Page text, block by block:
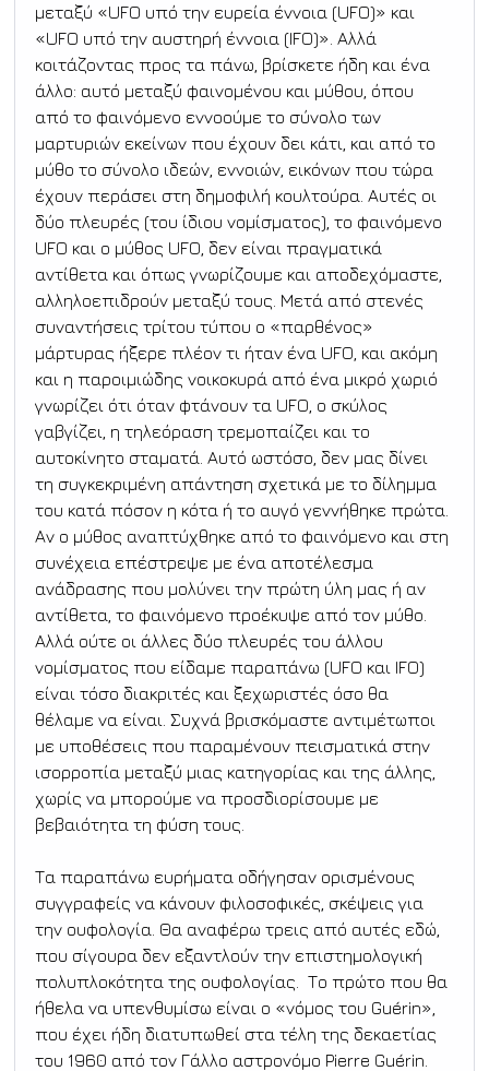
μεταξύ «UFO υπό την ευρεία έννοια (UFO)» και
«UFO υπό την αυστηρή έννοια (IFO)». Αλλά
κοιτάζοντας προς τα πάνω, βρίσκετε ήδη και ένα
άλλο: αυτό μεταξύ φαινομένου και μύθου, όπου
από το φαινόμενο εννοούμε το σύνολο των
μαρτυριών εκείνων που έχουν δει κάτι, και από το
μύθο το σύνολο ιδεών, εννοιών, εικόνων που τώρα
έχουν περάσει στη δημοφιλή κουλτούρα. Αυτές οι
δύο πλευρές (του ίδιου νομίσματος), το φαινόμενο
UFO και ο μύθος UFO, δεν είναι πραγματικά
αντίθετα και όπως γνωρίζουμε και αποδεχόμαστε,
αλληλοεπιδρούν μεταξύ τους. Μετά από στενές
συναντήσεις τρίτου τύπου ο «παρθένος»
μάρτυρας ήξερε πλέον τι ήταν ένα UFO, και ακόμη
και η παροιμιώδης νοικοκυρά από ένα μικρό χωριό
γνωρίζει ότι όταν φτάνουν τα UFO, ο σκύλος
γαβγίζει, η τηλεόραση τρεμοπαίζει και το
αυτοκίνητο σταματά. Αυτό ωστόσο, δεν μας δίνει
τη συγκεκριμένη απάντηση σχετικά με το δίλημμα
του κατά πόσον η κότα ή το αυγό γεννήθηκε πρώτα.
Αν ο μύθος αναπτύχθηκε από το φαινόμενο και στη
συνέχεια επέστρεψε με ένα αποτέλεσμα
ανάδρασης που μολύνει την πρώτη ύλη μας ή αν
αντίθετα, το φαινόμενο προέκυψε από τον μύθο.
Αλλά ούτε οι άλλες δύο πλευρές του άλλου
νομίσματος που είδαμε παραπάνω (UFO και IFO)
είναι τόσο διακριτές και ξεχωριστές όσο θα
θέλαμε να είναι. Συχνά βρισκόμαστε αντιμέτωποι
με υποθέσεις που παραμένουν πεισματικά στην
ισορροπία μεταξύ μιας κατηγορίας και της άλλης,
χωρίς να μπορούμε να προσδιορίσουμε με
βεβαιότητα τη φύση τους.
Τα παραπάνω ευρήματα οδήγησαν ορισμένους
συγγραφείς να κάνουν φιλοσοφικές, σκέψεις για
την ουφολογία. Θα αναφέρω τρεις από αυτές εδώ,
που σίγουρα δεν εξαντλούν την επιστημολογική
πολυπλοκότητα της ουφολογίας.  Το πρώτο που θα
ήθελα να υπενθυμίσω είναι ο «νόμος του Guérin»,
που έχει ήδη διατυπωθεί στα τέλη της δεκαετίας
του 1960 από τον Γάλλο αστρονόμο Pierre Guérin.